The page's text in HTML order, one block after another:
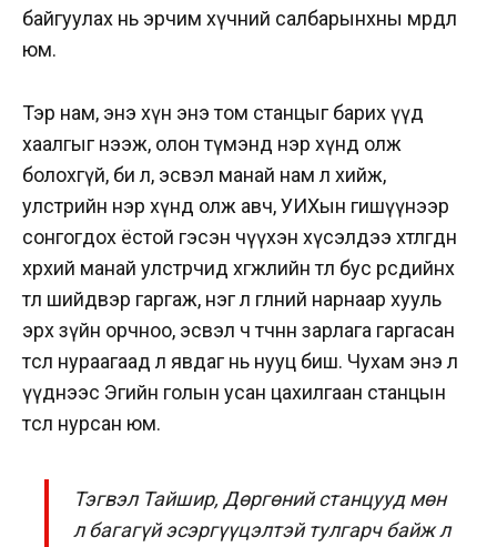
байгуулах нь эрчим хүчний салбарынхны мөрөөдөл
юм.
Тэр нам, энэ хүн энэ том станцыг барих үүд
хаалгыг нээж, олон түмэнд нэр хүнд олж
болохгүй, би л, эсвэл манай нам л хийж,
улстөрийн нэр хүнд олж авч, УИХын гишүүнээр
сонгогдох ёстой гэсэн өчүүхэн хүсэлдээ хөтлөгдөн
хөөрхий манай улстөрчид хөгжлийн төлөө бус өөрсдийнхөө
төлөө шийдвэр гаргаж, нэг л өглөөний нарнаар хууль
эрх зүйн орчноо, эсвэл өч төчнөөн зарлага гаргасан
төслөө нураагаад л явдаг нь нууц биш. Чухам энэ л
үүднээс Эгийн голын усан цахилгаан станцын
төсөл нурсан юм.
Тэгвэл Тайшир, Дөргөний станцууд мөн
л багагүй эсэргүүцэлтэй тулгарч байж л